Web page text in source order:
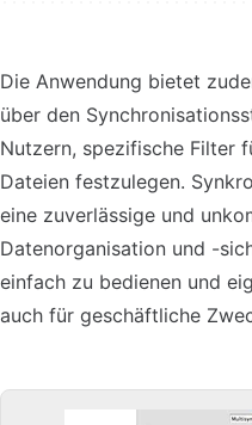
Die Anwendung bietet
über den
Nutzern, spezifische Filter
Dateien festzulegen.
eine zuverlässige und
Datenorganisation und -
einfach zu bedienen und
auch für geschäftliche